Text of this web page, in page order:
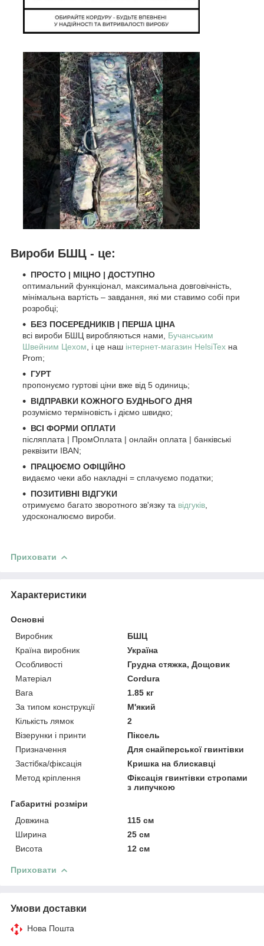
Вироби БШЦ - це:
ПРОСТО | МІЦНО | ДОСТУПНО
оптимальний функціонал, максимальна довговічність,
мінімальна вартість – завдання, які ми ставимо собі при
розробці;
БЕЗ ПОСЕРЕДНИКІВ | ПЕРША ЦІНА
всі вироби БШЦ виробляються нами, Бучанським
Швейним Цехом , і це наш інтернет-магазин HelsiTex на
Prom;
ГУРТ
пропонуємо гуртові ціни вже від 5 одиниць;
ВІДПРАВКИ КОЖНОГО БУДНЬОГО ДНЯ
розуміємо терміновість і діємо швидко;
ВСІ ФОРМИ ОПЛАТИ
післяплата | ПромОплата | онлайн оплата | банківські
реквізити IBAN;
ПРАЦЮЄМО ОФІЦІЙНО
видаємо чеки або накладні = сплачуємо податки;
ПОЗИТИВНІ ВІДГУКИ
отримуємо багато зворотного зв'язку та відгуків
удосконалюємо вироби.
Приховати
Характеристики
Основні
Виробник
БШЦ
Країна виробник
Україна
Особливості
Грудна стяжка, Дощовик
Матеріал
Cordura
Вага
1.85 кг
За типом конструкції
М'який
Кількість лямок
2
Візерунки і принти
Піксель
Призначення
Для снайперської гвинтівки
Застібка/фіксація
Кришка на блискавці
Метод кріплення
Фіксація гвинтівки стропами
з липучкою
Габаритні розміри
Довжина
115 см
Ширина
25 см
Висота
12 см
Приховати
Умови доставки
Нова Пошта